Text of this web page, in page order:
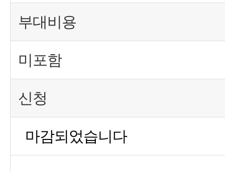
부대비용
미포함
신청
마감되었습니다